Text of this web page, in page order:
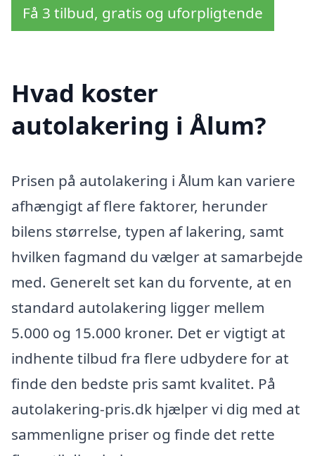
Få 3 tilbud, gratis og uforpligtende
Hvad koster
autolakering i Ålum?
Prisen på autolakering i Ålum kan variere
afhængigt af flere faktorer, herunder
bilens størrelse, typen af lakering, samt
hvilken fagmand du vælger at samarbejde
med. Generelt set kan du forvente, at en
standard autolakering ligger mellem
5.000 og 15.000 kroner. Det er vigtigt at
indhente tilbud fra flere udbydere for at
finde den bedste pris samt kvalitet. På
autolakering-pris.dk hjælper vi dig med at
sammenligne priser og finde det rette